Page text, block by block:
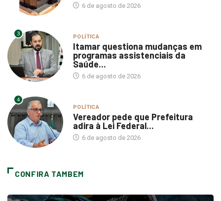
6 de agosto de 2026
3 POLÍTICA
Itamar questiona mudanças em
programas assistenciais da
Saúde...
6 de agosto de 2026
4
POLÍTICA
Vereador pede que Prefeitura
adira à Lei Federal...
6 de agosto de 2026
CONFIRA TAMBEM